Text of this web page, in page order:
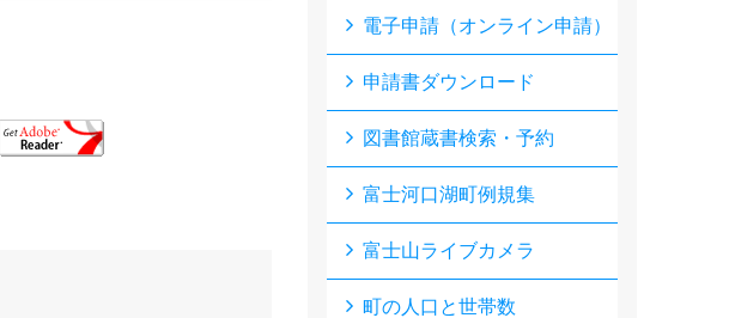
電子申請（オンライン申請）
申請書ダウンロード
図書館蔵書検索・予約
富士河口湖町例規集
富士山ライブカメラ
町の人口と世帯数